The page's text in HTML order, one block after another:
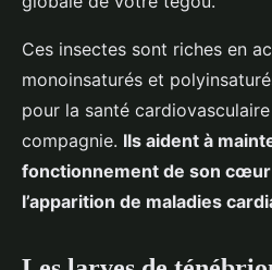
Ces insectes sont riches en
monoinsaturés et
pour la santé
compagnie. Ils aident à
fonctionnement de son
l’apparition de maladies